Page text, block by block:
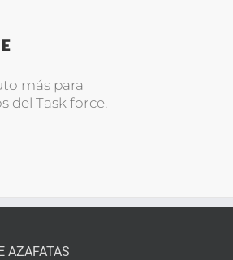
más para
del Task force.
AZAFATAS